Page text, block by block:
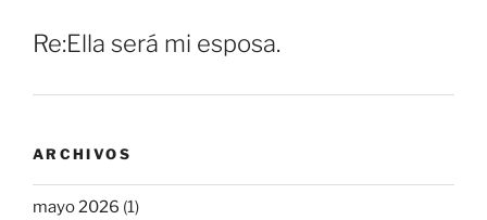
Re:Ella será mi esposa.
ARCHIVOS
mayo 2026 (1)